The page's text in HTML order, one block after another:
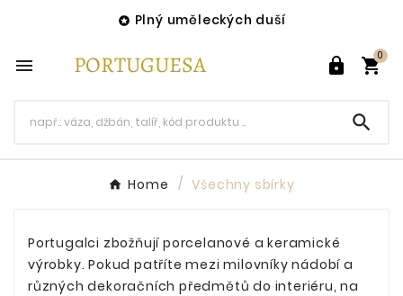
 Plný uměleckých duší
  
0

Home Všechny sbírky
Portugalci zbožňují porcelanové a keramické
výrobky. Pokud patříte mezi milovníky nádobí a
různých dekoračních předmětů do interiéru, na